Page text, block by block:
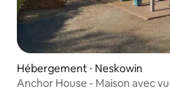
Hébergement ⋅ Neskowin
Anchor House - Maison avec